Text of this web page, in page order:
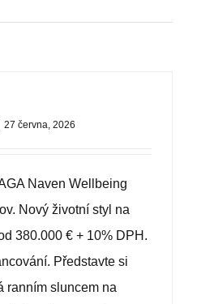
27 června, 2026
Naven Wellbeing
Nový životní styl na
380.000 € + 10% DPH.
Představte si
ranním sluncem na